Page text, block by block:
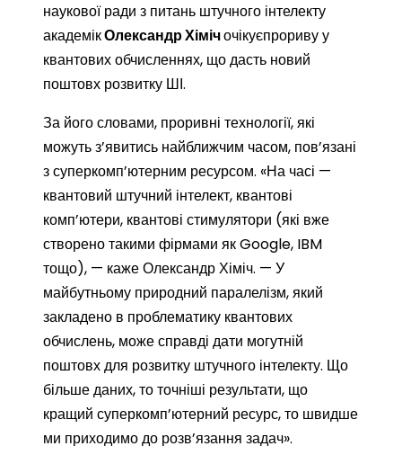
наукової ради з питань штучного інтелекту
академікОлександр Хімічочікуєпрориву у
квантових обчисленнях, що дасть новий
поштовх розвитку ШІ.
За його словами, проривні технології, які
можуть з’явитись найближчим часом, пов’язані
з суперкомп’ютерним ресурсом. «На часі —
квантовий штучний інтелект, квантові
комп’ютери, квантові стимулятори (які вже
створено такими фірмами як Google, IBM
тощо), — каже Олександр Хіміч. — У
майбутньому природний паралелізм, який
закладено в проблематику квантових
обчислень, може справді дати могутній
поштовх для розвитку штучного інтелекту. Що
більше даних, то точніші результати, що
кращий суперкомп’ютерний ресурс, то швидше
ми приходимо до розв’язання задач».